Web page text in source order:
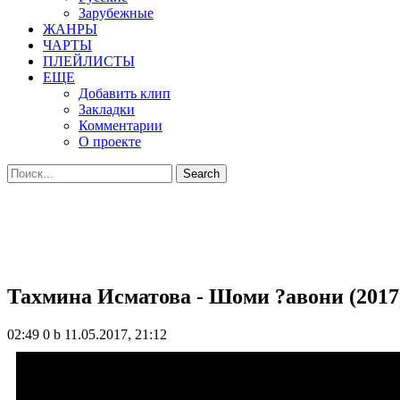
Зарубежные
ЖАНРЫ
ЧАРТЫ
ПЛЕЙЛИСТЫ
ЕЩЕ
Добавить клип
Закладки
Комментарии
О проекте
Тахмина Исматова - Шоми ?авони
02:49 0 b 11.05.2017, 21:12